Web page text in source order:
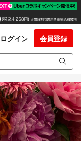
ログイン 会員登録